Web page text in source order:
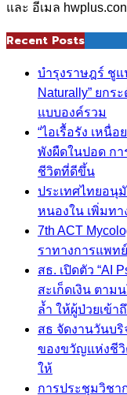
และ อีเมล
Recent Posts
บำรุงราษฎร์ ชูแ
Naturally” ยก
แบบองค์รวม
“ไอเรื้อรัง เหนื่
พังผืดในปอด ก
ชีวิตที่ดีขึ้น
ประเทศไทยอนุ
หนองใน เพิ่มท
7th ACT
ราทางการแพท
สธ. เปิดตัว “AI
สะเก็ดเงิน ตาม
ล้ำ ให้ผู้ป่วยเข้า
สธ จัดงานวันบริ
ของขวัญแห่งชีวิ
ให้
การประชุมวิชา